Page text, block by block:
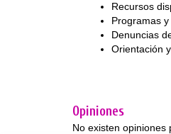
Recursos
Programas
Denuncias
Orientación
Opiniones
No existen opiniones